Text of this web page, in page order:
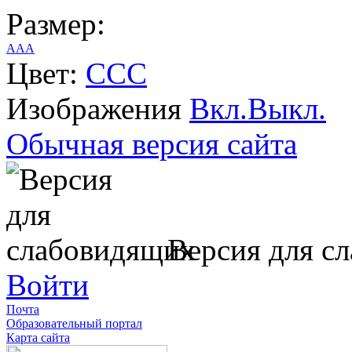
Размер:
AAA
Цвет: CCC
Изображения Вкл.Выкл.
Обычная версия сайта
Версия для
Войти
Почта
Образовательный портал
Карта сайта